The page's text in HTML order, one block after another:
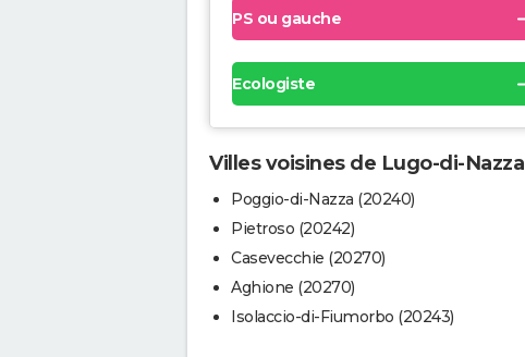
PS ou gauche
Ecologiste
Villes voisines de Lugo-di-Nazza
Poggio-di-Nazza (20240)
Pietroso (20242)
Casevecchie (20270)
Aghione (20270)
Isolaccio-di-Fiumorbo (20243)